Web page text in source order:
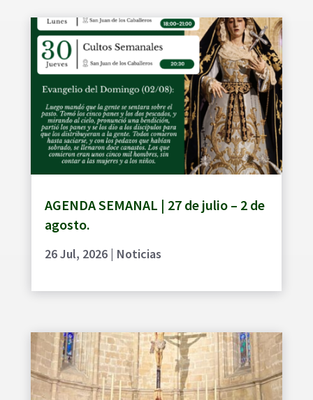
AGENDA SEMANAL | 27 de julio – 2 de
agosto.
26 Jul, 2026| Noticias